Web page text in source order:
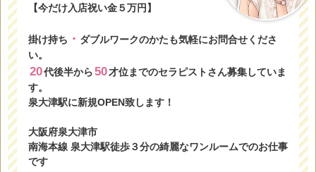
【今だけ入店祝い金５万円】
掛け持ち ・ ダブルワークのかたも気軽にお問合せくださ
い。
20代後半から50 才位までのセラピストさん募集していま
す。
泉大津駅に新規OPEN致します！
大阪府泉大津市
南海本線 泉大津駅徒歩３分の綺麗なワンルームでのお仕事
です